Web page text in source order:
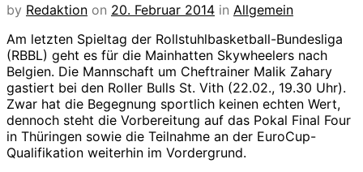
by Redaktion on 20. Februar 2014 in Allgemein
Am letzten Spieltag der Rollstuhlbasketball-Bundesliga
(RBBL) geht es für die Mainhatten Skywheelers nach
Belgien. Die Mannschaft um Cheftrainer Malik Zahary
gastiert bei den Roller Bulls St. Vith (22.02., 19.30 Uhr).
Zwar hat die Begegnung sportlich keinen echten Wert,
dennoch steht die Vorbereitung auf das Pokal Final Four
in Thüringen sowie die Teilnahme an der EuroCup-
Qualifikation weiterhin im Vordergrund.